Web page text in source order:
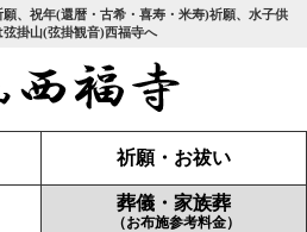
、祝年(還暦・古希・喜寿・米寿)祈願、水子供
弦掛山(弦掛観音)西福寺へ
祈願・お祓い
葬儀・家族葬
（お布施参考料金）